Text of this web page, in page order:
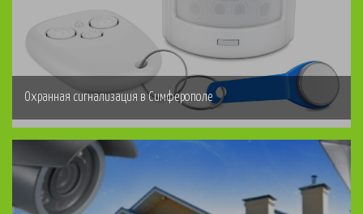
Охранная сигнализация в Симферополе